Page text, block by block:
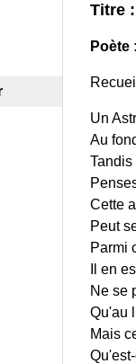
Titre
Poète :
Un
Au
Tandis
Cette
Peut
Parmi
Il en
Ne se
Qu'au
Mais